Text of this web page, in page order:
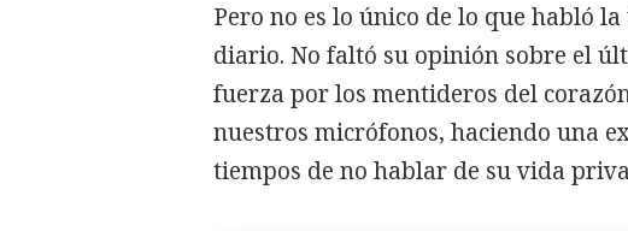
Pero no es lo único de lo que habló
diario. No faltó su opinión sobre el
fuerza por los mentideros del
nuestros micrófonos, haciendo una
tiempos de no hablar de su vida